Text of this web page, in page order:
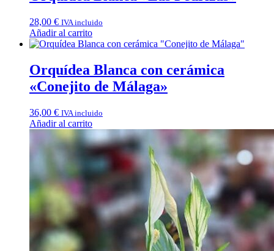
28,00 € IVA incluido
Añadir al carrito
Orquídea Blanca con cerámica
«Conejito de Málaga»
36,00 € IVA incluido
Añadir al carrito